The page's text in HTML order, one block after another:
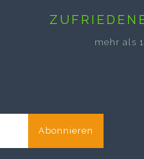
mehr als
Abonnieren